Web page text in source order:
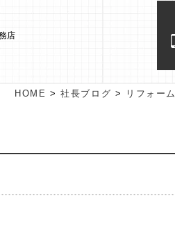
店
HOME >社長ブログ > リフォーム